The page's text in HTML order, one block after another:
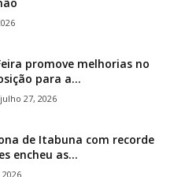
promove melhorias no
para a...
julho 27, 2026
de Itabuna com recorde
encheu as...